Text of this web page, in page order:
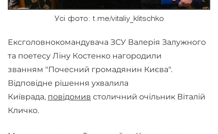
Усі фото: t.me/vitaliy_klitschko
Ексголовнокомандувача ЗСУ Валерія Залужного
та поетесу Ліну Костенко нагородили
званням "Почесний громадянин Києва".
Відповідне рішення ухвалила
Київрада, повідомив столичний очільник Віталій
Кличко.